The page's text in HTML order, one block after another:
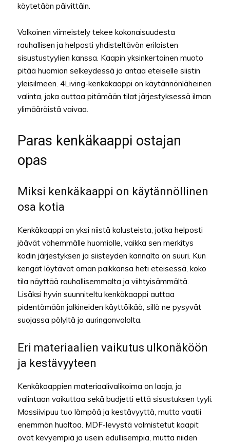
käytetään päivittäin.
Valkoinen viimeistely tekee kokonaisuudesta
rauhallisen ja helposti yhdisteltävän erilaisten
sisustustyylien kanssa. Kaapin yksinkertainen muoto
pitää huomion selkeydessä ja antaa eteiselle siistin
yleisilmeen. 4Living-kenkäkaappi on käytännönläheinen
valinta, joka auttaa pitämään tilat järjestyksessä ilman
ylimääräistä vaivaa.
Paras kenkäkaappi ostajan
opas
Miksi kenkäkaappi on käytännöllinen
osa kotia
Kenkäkaappi on yksi niistä kalusteista, jotka helposti
jäävät vähemmälle huomiolle, vaikka sen merkitys
kodin järjestyksen ja siisteyden kannalta on suuri. Kun
kengät löytävät oman paikkansa heti eteisessä, koko
tila näyttää rauhallisemmalta ja viihtyisämmältä.
Lisäksi hyvin suunniteltu kenkäkaappi auttaa
pidentämään jalkineiden käyttöikää, sillä ne pysyvät
suojassa pölyltä ja auringonvalolta.
Eri materiaalien vaikutus ulkonäköön
ja kestävyyteen
Kenkäkaappien materiaalivalikoima on laaja, ja
valintaan vaikuttaa sekä budjetti että sisustuksen tyyli.
Massiivipuu tuo lämpöä ja kestävyyttä, mutta vaatii
enemmän huoltoa. MDF-levystä valmistetut kaapit
ovat kevyempiä ja usein edullisempia, mutta niiden